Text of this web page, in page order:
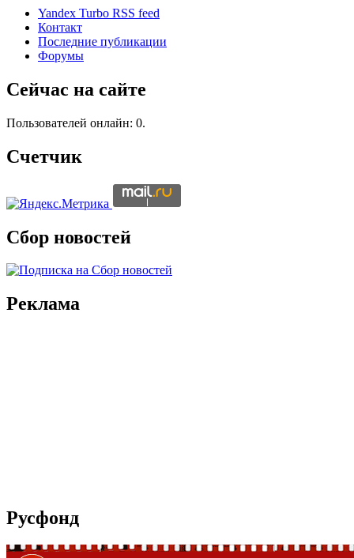
Yandex Turbo RSS feed
Контакт
Последние публикации
Форумы
Сейчас на сайте
Пользователей онлайн: 0.
Счетчик
Сбор новостей
Реклама
Русфонд